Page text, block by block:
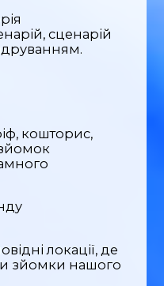
сценарій
кошторис,
локації, де
зйомки нашого